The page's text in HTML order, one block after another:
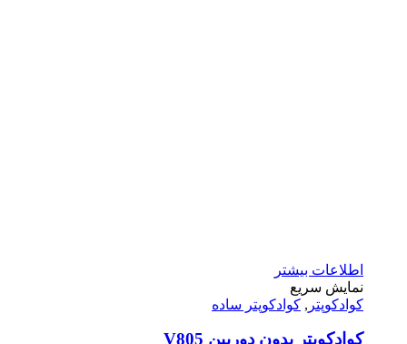
اطلاعات بیشتر
نمایش سریع
کوادکوپتر , کوادکوپتر ساده
کوادکوپتر بدون دوربین V805